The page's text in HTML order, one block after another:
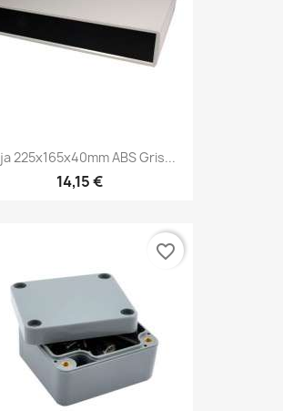
225x165x40mm ABS Gris...
14,15 €
favorite_border